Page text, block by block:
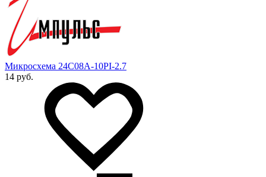
Микросхема 24C08A-10PI-2.7
14 руб.